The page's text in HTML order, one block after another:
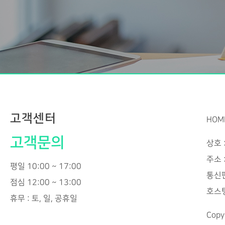
고객센터
고객문의
평일 10:00 ~ 17:00
점심 12:00 ~ 13:00
휴무 : 토, 일, 공휴일
상호
주소
통신
호스